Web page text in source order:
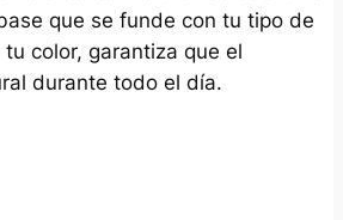
que se funde con tu tipo de
color, garantiza que el
durante todo el día.